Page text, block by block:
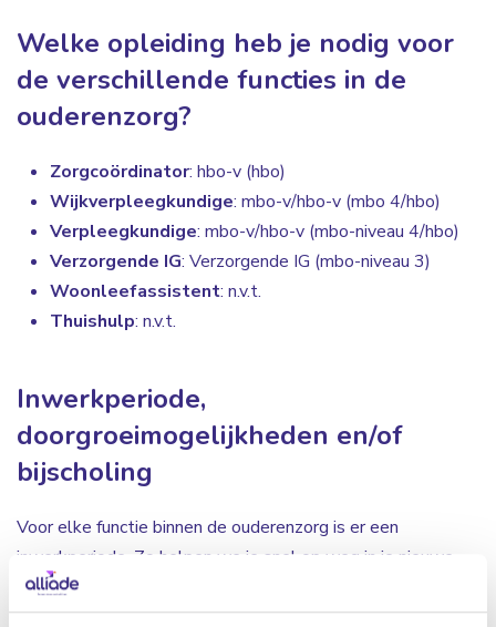
Welke opleiding heb je nodig voor
de verschillende functies in de
ouderenzorg?
Zorgcoördinator: hbo-v (hbo)
Wijkverpleegkundige: mbo-v/hbo-v (mbo 4/hbo)
Verpleegkundige: mbo-v/hbo-v (mbo-niveau 4/hbo)
Verzorgende IG: Verzorgende IG (mbo-niveau 3)
Woonleefassistent: n.v.t.
Thuishulp: n.v.t.
Inwerkperiode,
doorgroeimogelijkheden en/of
bijscholing
Voor elke functie binnen de ouderenzorg is er een
inwerkperiode. Zo helpen we je snel op weg in je nieuwe
baan in de ouderenzorg en leer je de zorglocatie waar je
werkt snel kennen. Per locatie of team is er iemand die je